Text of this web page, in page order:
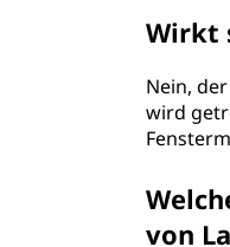
Wirkt
Nein,
wird
von